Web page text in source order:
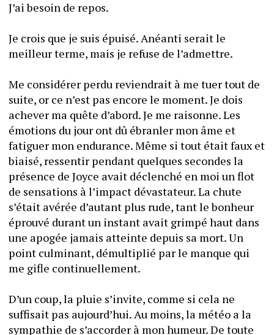
Je crois que je suis épuisé. Anéanti serait le
meilleur terme, mais je refuse de l’admettre.
Me considérer perdu reviendrait à me tuer tout de
suite, or ce n’est pas encore le moment. Je dois
achever ma quête d’abord. Je me raisonne. Les
émotions du jour ont dû ébranler mon âme et
fatiguer mon endurance. Même si tout était faux et
biaisé, ressentir pendant quelques secondes la
présence de Joyce avait déclenché en moi un flot
de sensations à l’impact dévastateur. La chute
s’était avérée d’autant plus rude, tant le bonheur
éprouvé durant un instant avait grimpé haut dans
une apogée jamais atteinte depuis sa mort. Un
point culminant, démultiplié par le manque qui
me gifle continuellement.
D’un coup, la pluie s’invite, comme si cela ne
suffisait pas aujourd’hui. Au moins, la météo a la
sympathie de s’accorder à mon humeur. De toute